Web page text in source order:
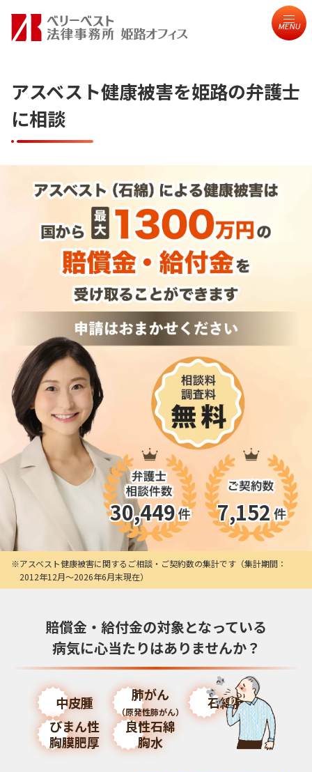
MENU
アスベスト健康被害を姫路の弁護士
に相談
30,449 7,152
アスベスト健康被害に関するご相談・ご契約数の集計です（集計期間：
2012年12月〜2026年6月末現在）
賠償金・給付金の対象となっている
病気に心当たりはありませんか？
中皮腫 肺がん
（原発性肺がん）
石綿肺
びまん性
胸膜肥厚
良性石綿
胸水